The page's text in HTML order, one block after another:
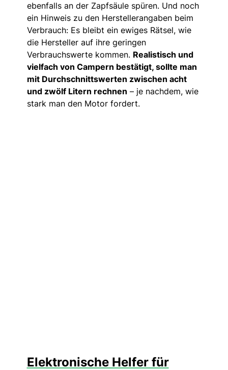
ebenfalls an der Zapfsäule spüren. Und noch
ein Hinweis zu den Herstellerangaben beim
Verbrauch: Es bleibt ein ewiges Rätsel, wie
die Hersteller auf ihre geringen
Verbrauchswerte kommen. Realistisch und
vielfach von Campern bestätigt, sollte man
mit Durchschnittswerten zwischen acht
und zwölf Litern rechnen – je nachdem, wie
stark man den Motor fordert.
Elektronische Helfer für